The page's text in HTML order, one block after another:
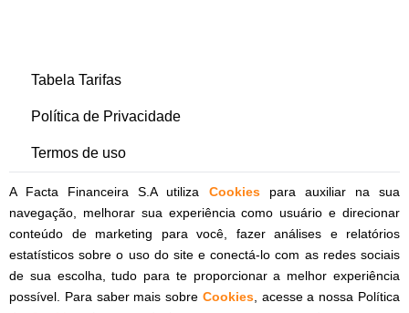
Tabela Tarifas
Política de Privacidade
Termos de uso
A Facta Financeira S.A utiliza Cookies
para auxiliar na sua
navegação, melhorar sua experiência como usuário e direcionar
conteúdo de marketing para você, fazer análises e relatórios
estatísticos sobre o uso do site e conectá-lo com as redes sociais
de sua escolha, tudo para te proporcionar a melhor experiência
possível. Para saber mais sobre Cookies, acesse a nossa Política